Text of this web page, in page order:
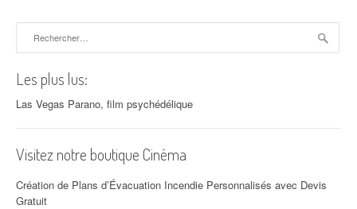
Les plus lus:
Las Vegas Parano, film psychédélique
Visitez notre boutique Cinéma
Création de Plans d’Évacuation Incendie Personnalisés avec Devis
Gratuit